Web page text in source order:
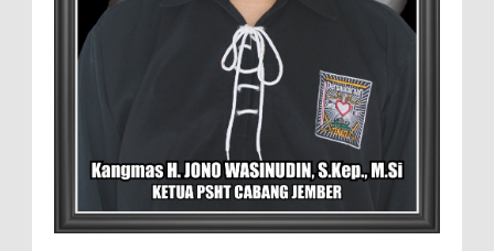
Menko Zulhas Wajibkan Program Makan
Bergizi Gratis Menyerap Bahan Pangan
BLORA - Menteri Koordinator Bidang
Pangan RI Zulkifli Hasan menegaskan bahwa Satuan
Pelayanan Pemenuhan Gizi (SPPG) pelaksana Program